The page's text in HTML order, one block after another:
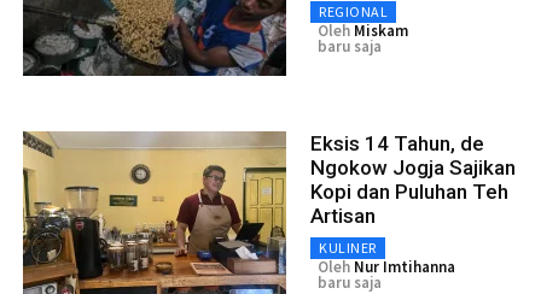
REGIONAL
Oleh Miskam
baru saja
Eksis 14 Tahun, de
Ngokow Jogja Sajikan
Kopi dan Puluhan Teh
Artisan
KULINER
Oleh Nur Imtihanna
baru saja